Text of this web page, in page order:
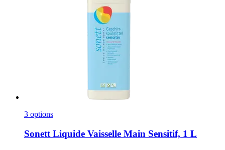
3 options
Sonett Liquide Vaisselle Main Sensitif, 1 L